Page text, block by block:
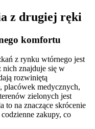
z drugiej ręki
komfortu
z rynku wtórnego jest
nich znajduje się w
rozwiniętą
placówek medycznych,
zielonych jest
to na znaczące skrócenie
zakupy, co